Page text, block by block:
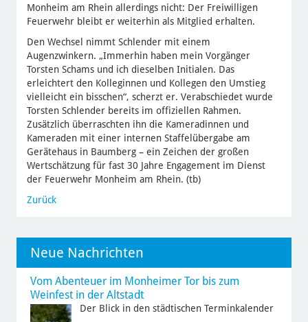
Monheim am Rhein allerdings nicht: Der Freiwilligen
Feuerwehr bleibt er weiterhin als Mitglied erhalten.
Den Wechsel nimmt Schlender mit einem
Augenzwinkern. „Immerhin haben mein Vorgänger
Torsten Schams und ich dieselben Initialen. Das
erleichtert den Kolleginnen und Kollegen den Umstieg
vielleicht ein bisschen“, scherzt er. Verabschiedet wurde
Torsten Schlender bereits im offiziellen Rahmen.
Zusätzlich überraschten ihn die Kameradinnen und
Kameraden mit einer internen Staffelübergabe am
Gerätehaus in Baumberg – ein Zeichen der großen
Wertschätzung für fast 30 Jahre Engagement im Dienst
der Feuerwehr Monheim am Rhein. (tb)
Zurück
Neue Nachrichten
Vom Abenteuer im Monheimer Tor bis zum
Weinfest in der Altstadt
Der Blick in den städtischen Terminkalender